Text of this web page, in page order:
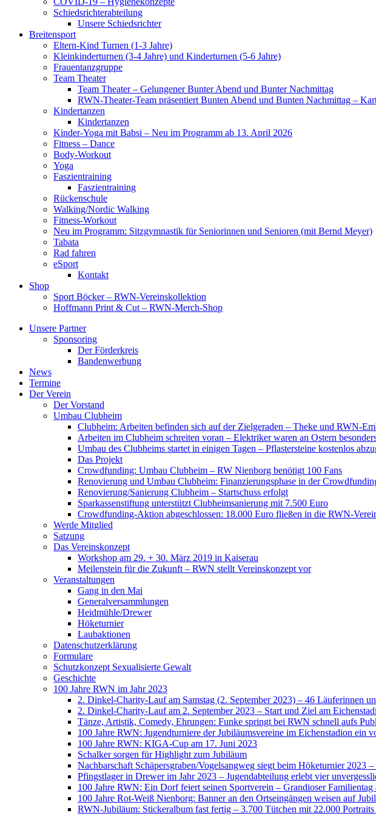
Schiedsrichterabteilung
Unsere Schiedsrichter
Breitensport
Eltern-Kind Turnen (1-3 Jahre)
Kleinkinderturnen (3-4 Jahre) und Kinderturnen (5-6 Jahre)
Frauentanzgruppe
Team Theater
Team Theater – Gelungener Bunter Abend und Bunter Nachmittag
RWN-Theater-Team präsentiert Bunten Abend und Bunten Nachmittag –
Kindertanzen
Kindertanzen
Kinder-Yoga mit Babsi – Neu im Programm ab 13. April 2026
Fitness – Dance
Body-Workout
Yoga
Faszientraining
Faszientraining
Rückenschule
Walking/Nordic Walking
Fitness-Workout
Neu im Programm: Sitzgymnastik für Seniorinnen und Senioren (mit Bernd Meyer)
Tabata
Rad fahren
eSport
Kontakt
Shop
Sport Böcker – RWN-Vereinskollektion
Hoffmann Print & Cut – RWN-Merch-Shop
Unsere Partner
Sponsoring
Der Förderkreis
Bandenwerbung
News
Termine
Der Verein
Der Vorstand
Umbau Clubheim
Clubheim: Arbeiten befinden sich auf der Zielgeraden – Theke und RWN-
Arbeiten im Clubheim schreiten voran – Elektriker waren an Ostern
Umbau des Clubheims startet in einigen Tagen – Pflastersteine kostenlos
Das Projekt
Crowdfunding: Umbau Clubheim – RW Nienborg benötigt 100 Fans
Renovierung und Umbau Clubheim: Finanzierungsphase in der
Renovierung/Sanierung Clubheim – Startschuss erfolgt
Sparkassenstiftung unterstützt Clubheimsanierung mit 7.500 Euro
Crowdfunding-Aktion abgeschlossen: 18.000 Euro fließen in die RWN-
Werde Mitglied
Satzung
Das Vereinskonzept
Workshop am 29. + 30. März 2019 in Kaiserau
Meilenstein für die Zukunft – RWN stellt Vereinskonzept vor
Veranstaltungen
Gang in den Mai
Generalversammlungen
Heidmühle/Drewer
Höketurnier
Laubaktionen
Datenschutzerklärung
Formulare
Schutzkonzept Sexualisierte Gewalt
Geschichte
100 Jahre RWN im Jahr 2023
2. Dinkel-Charity-Lauf am Samstag (2. September 2023) – 46 Läuferinnen
2. Dinkel-Charity-Lauf am 2. September 2023 – Start und Ziel am
Tänze, Artistik, Comedy, Ehrungen: Funke springt bei RWN schnell aufs
100 Jahre RWN: Jugendturniere der Jubiläumsvereine im Eichenstadion ein
100 Jahre RWN: KIGA-Cup am 17. Juni 2023
Schalker sorgen für Highlight zum Jubiläum
Nachbarschaft Schäpersgraben/Vogelsangweg siegt beim Höketurnier 2023
Pfingstlager in Drewer im Jahr 2023 – Jugendabteilung erlebt vier
100 Jahre RWN: Ein Dorf feiert seinen Sportverein – Grandioser
100 Jahre Rot-Weiß Nienborg: Banner an den Ortseingängen weisen auf
RWN-Jubiläum: Stickeralbum fast fertig – 3.700 Tütchen mit 22.000 Portraits